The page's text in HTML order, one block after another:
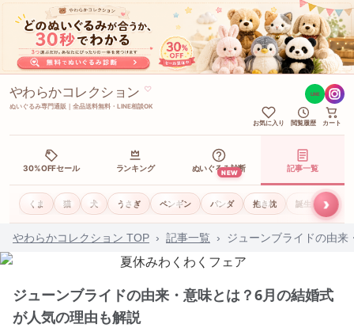
やわらかコレクション ♡
ぬいぐるみ専門通販｜全品送料無料・LINE相談OK
LINE
お気に入り 閲覧履歴 カート
30%OFFセール ランキング ぬいぐるみ診断
NEW 記事一覧
くま 猫 犬 うさぎ ペンギン パンダ 抱き枕 誕生日ギフト
›
やわらかコレクション TOP › 記事一覧 › ジューンブライドの由来
ジューンブライドの由来・意味とは？6月の結婚式
が人気の理由も解説